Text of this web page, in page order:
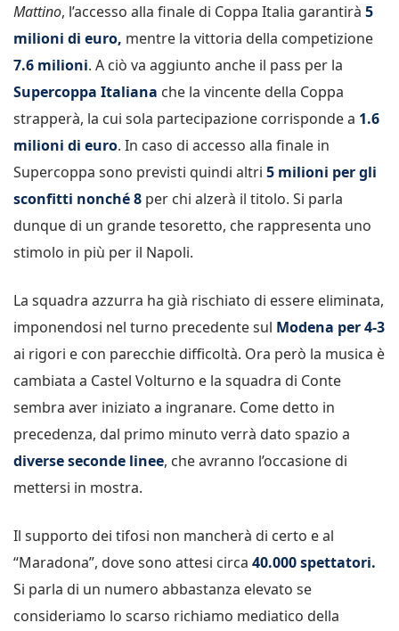
Mattino, l’accesso alla finale di Coppa Italia garantirà 5
milioni di euro, mentre la vittoria della competizione
7.6 milioni. A ciò va aggiunto anche il pass per la
Supercoppa Italiana che la vincente della Coppa
strapperà, la cui sola partecipazione corrisponde a 1.6
milioni di euro. In caso di accesso alla finale in
Supercoppa sono previsti quindi altri 5 milioni per gli
sconfitti nonché 8 per chi alzerà il titolo. Si parla
dunque di un grande tesoretto, che rappresenta uno
stimolo in più per il Napoli.
La squadra azzurra ha già rischiato di essere eliminata,
imponendosi nel turno precedente sul Modena per 4-3
ai rigori e con parecchie difficoltà. Ora però la musica è
cambiata a Castel Volturno e la squadra di Conte
sembra aver iniziato a ingranare. Come detto in
precedenza, dal primo minuto verrà dato spazio a
diverse seconde linee, che avranno l’occasione di
mettersi in mostra.
Il supporto dei tifosi non mancherà di certo e al
“Maradona”, dove sono attesi circa 40.000 spettatori.
Si parla di un numero abbastanza elevato se
consideriamo lo scarso richiamo mediatico della